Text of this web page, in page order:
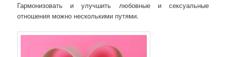
Гармонизовать и улучшить любовные и сексуальные
отношения можно несколькими путями.